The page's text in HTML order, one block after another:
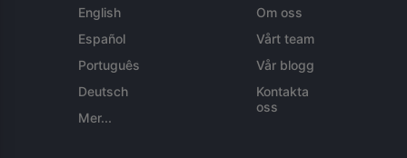
English
Español
Português
Deutsch
Mer...
Om oss
Vårt team
Vår blogg
Kontakta
oss